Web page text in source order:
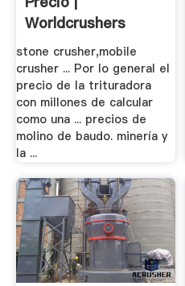
Worldcrushers
stone crusher,mobile
crusher ... Por lo general el
precio de la trituradora
con millones de calcular
como una ... precios de
molino de baudo. minería y
la ...